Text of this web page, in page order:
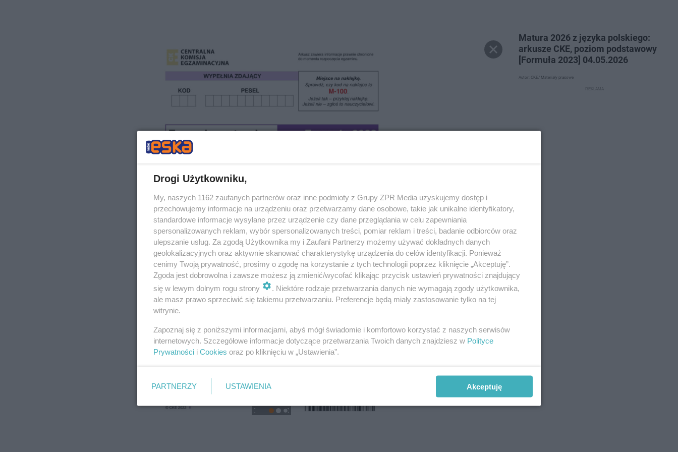
Matura 2026 z języka polskiego:
arkusze CKE, poziom podstawowy
[Formuła 2023] 04.05.2026
Autor: CKE/ Materiały prasowe
Drogi Użytkowniku,
My, naszych 1162 zaufanych partnerów oraz inne podmioty z Grupy ZPR Media uzyskujemy dostęp i
przechowujemy informacje na urządzeniu oraz przetwarzamy dane osobowe, takie jak unikalne identyfikatory,
standardowe informacje wysyłane przez urządzenie czy dane przeglądania w celu zapewniania
spersonalizowanych reklam, wybór spersonalizowanych treści, pomiar reklam i treści, badanie odbiorców oraz
ulepszanie usług. Za zgodą Użytkownika my i Zaufani Partnerzy możemy używać dokładnych danych
geolokalizacyjnych oraz aktywnie skanować charakterystykę urządzenia do celów identyfikacji. Ponieważ
cenimy Twoją prywatność, prosimy o zgodę na korzystanie z tych technologii poprzez kliknięcie „Akceptuję”.
Zgoda jest dobrowolna i zawsze możesz ją zmienić/wycofać klikając przycisk ustawień prywatności znajdujący
się w lewym dolnym rogu strony
. Niektóre rodzaje przetwarzania danych nie wymagają zgody użytkownika,
ale masz prawo sprzeciwić się takiemu przetwarzaniu. Preferencje będą miały zastosowanie tylko na tej
witrynie.
Zapoznaj się z poniższymi informacjami, abyś mógł świadomie i komfortowo korzystać z naszych serwisów
internetowych. Szczegółowe informacje dotyczące przetwarzania Twoich danych znajdziesz w Polityce
Prywatności i Cookies oraz po kliknięciu w „Ustawienia”.
PARTNERZY USTAWIENIA Akceptuję